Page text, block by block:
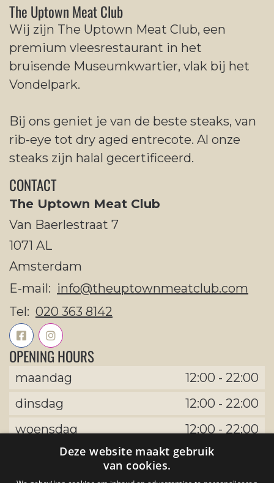
The Uptown Meat Club
Wij zijn The Uptown Meat Club, een
premium vleesrestaurant in het
bruisende Museumkwartier, vlak bij het
Vondelpark.
Bij ons geniet je van de beste steaks, van
rib-eye tot dry aged entrecote. Al onze
steaks zijn halal gecertificeerd.
CONTACT
The Uptown Meat Club
Van Baerlestraat 7
1071 AL
Amsterdam
E-mail: info@theuptownmeatclub.com
Tel: 020 363 8142
OPENING HOURS
maandag 12:00 - 22:00
dinsdag
12:00 - 22:00
woensdag
12:00 - 22:00
donderdag
12:00
Deze website maakt gebruik
van cookies.